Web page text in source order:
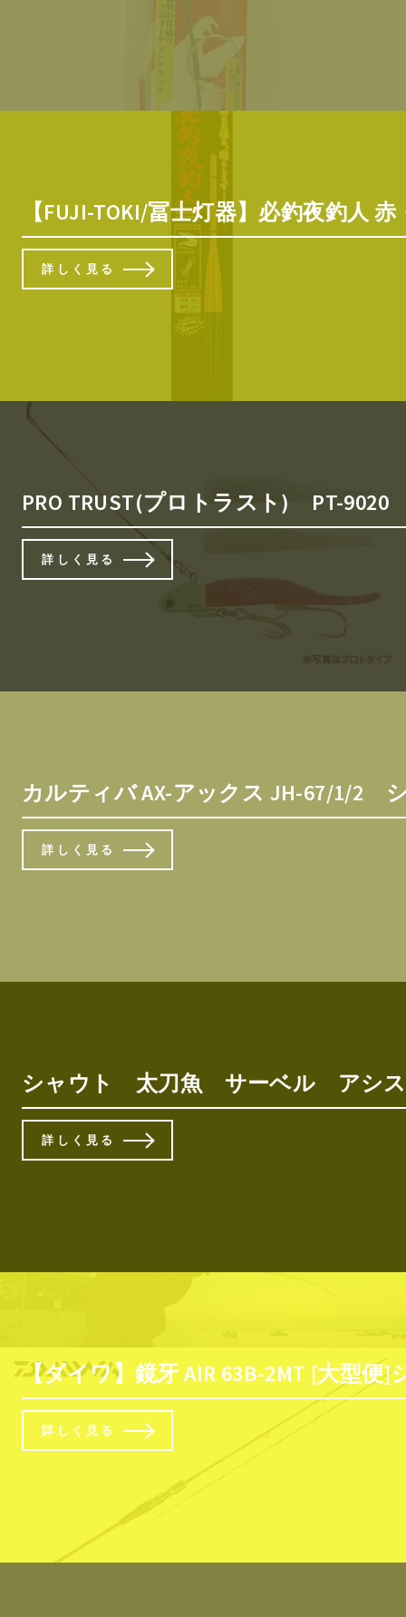
【FUJI-TOKI/冨士灯器】必釣夜釣人
詳しく見る
PRO TRUST(プロトラスト) PT-
詳しく見る
カルティバ AX-アックス JH-67/1/2
詳しく見る
シャウト 太刀魚 サーベル アシ
詳しく見る
【ダイワ】鏡牙 AIR 63B-2MT [大型
詳しく見る